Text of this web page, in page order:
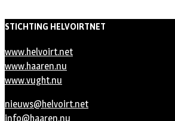
STICHTING HELVOIRTNET
www.helvoirt.net
www.haaren.nu
www.vught.nu
nieuws@helvoirt.net
info@haaren.nu